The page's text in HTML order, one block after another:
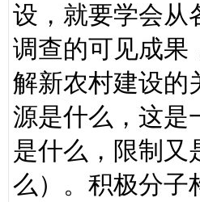
设，就要学会从
调查的可见成果
解新农村建设的
源是什么，这是
是什么，限制又
么）。积极分子